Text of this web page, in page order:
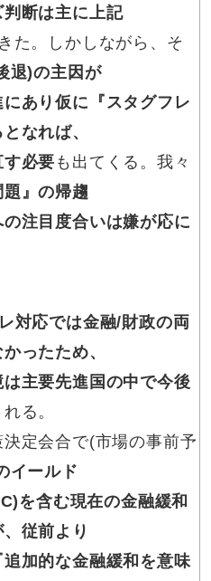
断は主に上記
た。しかしながら、そ
退)の主因が
あり仮に『スタグフレ
なれば、
必要 も出てくる。我々
題』の帰趨
注目度合いは嫌が応に
対応では金融/財政の両
ったため、
主要先進国の中で今後
る。
定会合で(市場の事前予
イールド
を含む現在の金融緩和
従前より
加的な金融緩和を意味